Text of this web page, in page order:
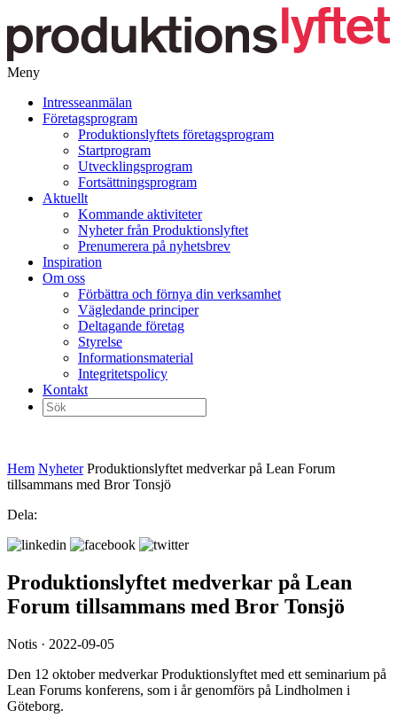
Meny
vidare
Intresseanmälan
Företagsprogram
Produktionslyftets företagsprogram
Startprogram
Utvecklingsprogram
Fortsättningsprogram
Aktuellt
Kommande aktiviteter
Nyheter från Produktionslyftet
Prenumerera på nyhetsbrev
Inspiration
Om oss
Förbättra och förnya din verksamhet
Vägledande principer
Deltagande företag
Styrelse
Informationsmaterial
Integritetspolicy
Kontakt
Sök
efter:
Hem Nyheter Produktionslyftet medverkar på Lean Forum
tillsammans med Bror Tonsjö
Dela:
Produktionslyftet medverkar på Lean
Forum tillsammans med Bror Tonsjö
Notis · 2022-09-05
Den 12 oktober medverkar Produktionslyftet med ett seminarium på
Lean Forums konferens, som i år genomförs på Lindholmen i
Göteborg.